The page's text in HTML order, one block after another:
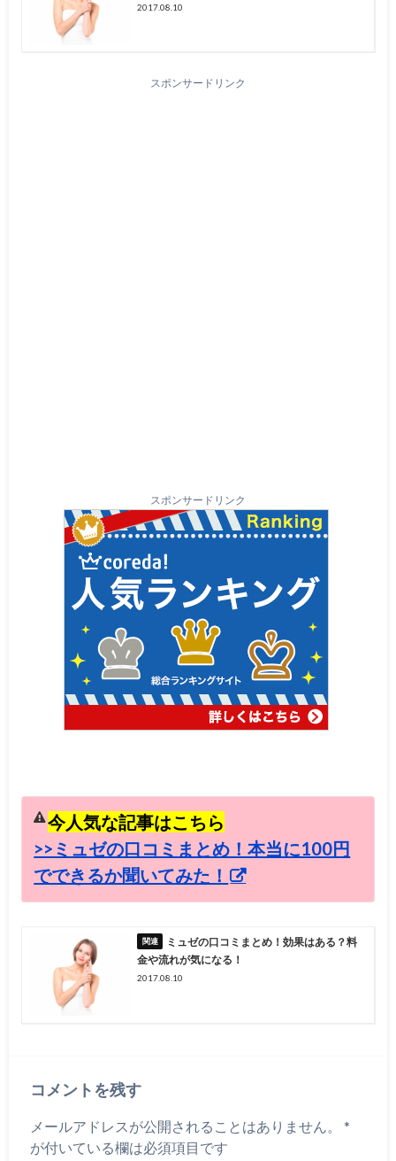
2017.08.10
スポンサードリンク
スポンサードリンク
今人気な記事はこちら
>>ミュゼの口コミまとめ！本当に100円
でできるか聞いてみた！
ミュゼの口コミまとめ！効果はある？料
金や流れが気になる！
2017.08.10
コメントを残す
メールアドレスが公開されることはありません。
*
が付いている欄は必須項目です